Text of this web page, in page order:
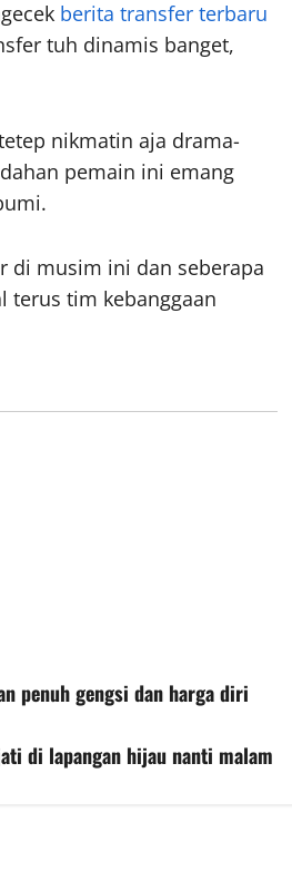
berita transfer terbaru
tuh dinamis banget,
nikmatin aja drama-
pemain ini emang
di musim ini dan seberapa
terus tim kebanggaan
penuh gengsi dan harga diri
di lapangan hijau nanti malam